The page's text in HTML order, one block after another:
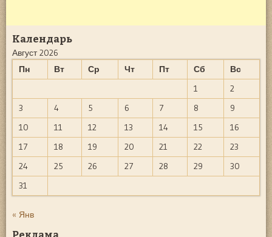
Календарь
Август 2026
Пн
Вт Ср Чт Пт Сб
Вс
1
2
3
4 5 6 7 8
9
10
11 12 13 14 15
16
17
18 19 20 21 22
23
24
25 26 27 28 29
30
31
« Янв